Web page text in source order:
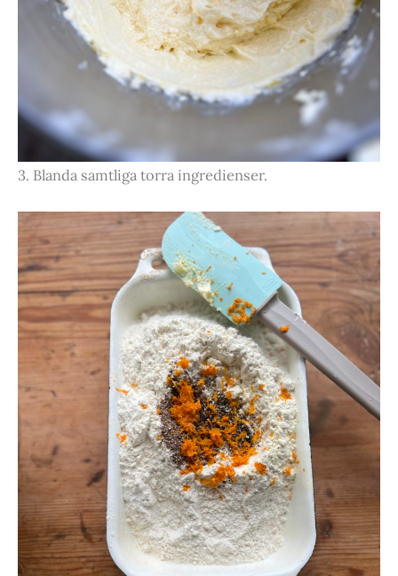
3. Blanda samtliga torra ingredienser.